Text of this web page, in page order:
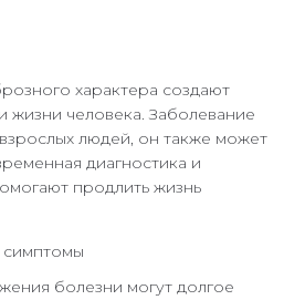
характера создают
жизни человека. Заболевание
людей, он также может
диагностика и
продлить жизнь
болезни могут долгое